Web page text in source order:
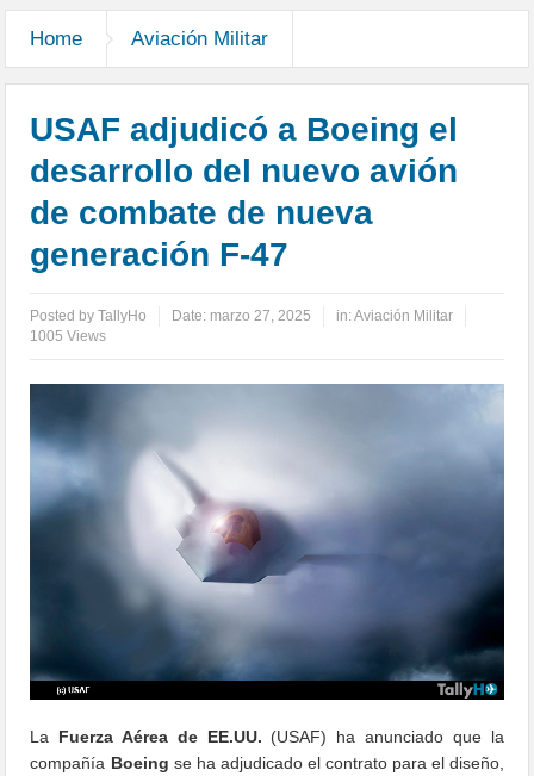
Home Aviación Militar
USAF adjudicó a Boeing el
desarrollo del nuevo avión
de combate de nueva
generación F-47
Posted byTallyHo Date: marzo 27, 2025 in:Aviación Militar
1005 Views
La Fuerza Aérea de EE.UU. (USAF) ha anunciado que la
compañía Boeing se ha adjudicado el contrato para el diseño,